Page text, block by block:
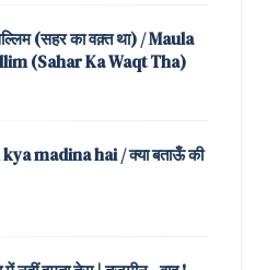
(सहर का वक़्त था) / Maula
(Sahar Ka Waqt Tha)
madina hai / क्या बताऊँ की